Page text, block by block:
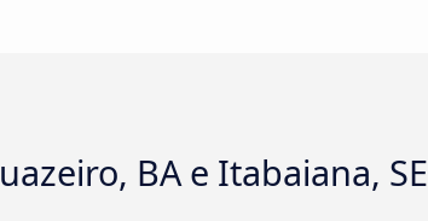
BA e Itabaiana, SE